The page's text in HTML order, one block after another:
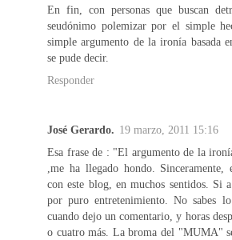
En fin, con personas que buscan
seudónimo polemizar por el simple
simple argumento de la ironía basada
se pude decir.
Responder
José Gerardo. 19 marzo, 2011 15:16
Esa frase de : "El argumento de la
,me ha llegado hondo. Sinceramente,
con este blog, en muchos sentidos. Si
por puro entretenimiento. No sabes
cuando dejo un comentario, y horas
o cuatro más. La broma del "MUMA"